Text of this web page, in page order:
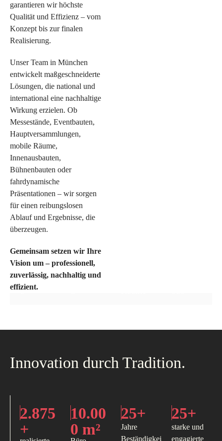
garantieren wir höchste
Qualität und Effizienz – vom
Konzept bis zur finalen
Realisierung.
Unser Team in München
entwickelt maßgeschneiderte
Lösungen, die national und
international eine nachhaltige
Wirkung erzielen. Ob
Messestände, Eventbauten,
Hauptversammlungen,
mobile Räume,
Innenausbauten,
Bühnenbauten oder
fahrdynamische
Präsentationen – wir sorgen
für einen reibungslosen
Ablauf und Ergebnisse, die
überzeugen.
Gemeinsam setzen wir Ihre
Vision um – professionell,
zuverlässig, nachhaltig und
effizient.
Messeba
u
Eventba
Innovation durch Tradition.
2.875
+
10.00
0 m²
25+
Jahre
Beständigkei
25+
starke und
engagierte